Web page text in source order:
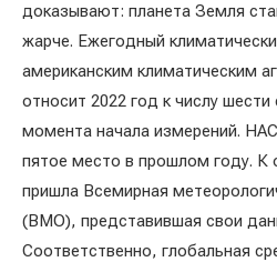
доказывают: планета Земля
жарче. Ежегодный
американским климатическим
относит 2022 год к числу
момента начала измерений.
пятое место в прошлом году.
пришла Всемирная
(ВМО), представившая свои
Соответственно, глобальная